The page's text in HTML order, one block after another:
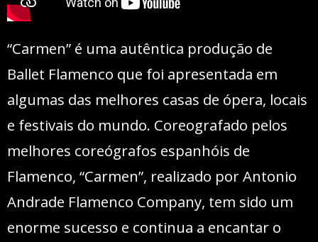
“Carmen” é uma autêntica produção de
Ballet Flamenco que foi apresentada em
algumas das melhores casas de ópera, locais
e festivais do mundo. Coreografado pelos
melhores coreógrafos espanhóis de
Flamenco, “Carmen”, realizado por Antonio
Andrade Flamenco Company, tem sido um
enorme sucesso e continua a encantar o